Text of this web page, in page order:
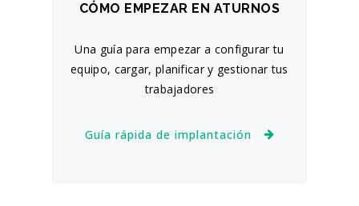
CÓMO EMPEZAR EN ATURNOS
Una guía para empezar a configurar tu
equipo, cargar, planificar y gestionar tus
trabajadores
Guía rápida de implantación